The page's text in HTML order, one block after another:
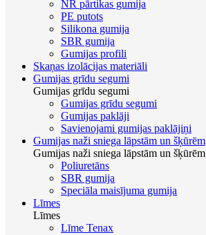
NR pārtikas gumija
PE putots
Silikona gumija
SBR gumija
Gumijas profili
Skaņas izolācijas materiāli
Gumijas grīdu segumi
Gumijas grīdu segumi
Gumijas grīdu segumi
Gumijas paklāji
Savienojami gumijas paklājiņi
Gumijas naži sniega lāpstām un šķūrēm
Gumijas naži sniega lāpstām un šķūrēm
Poliuretāns
SBR gumija
Speciāla maisījuma gumija
Līmes
Līmes
Līme Tenax